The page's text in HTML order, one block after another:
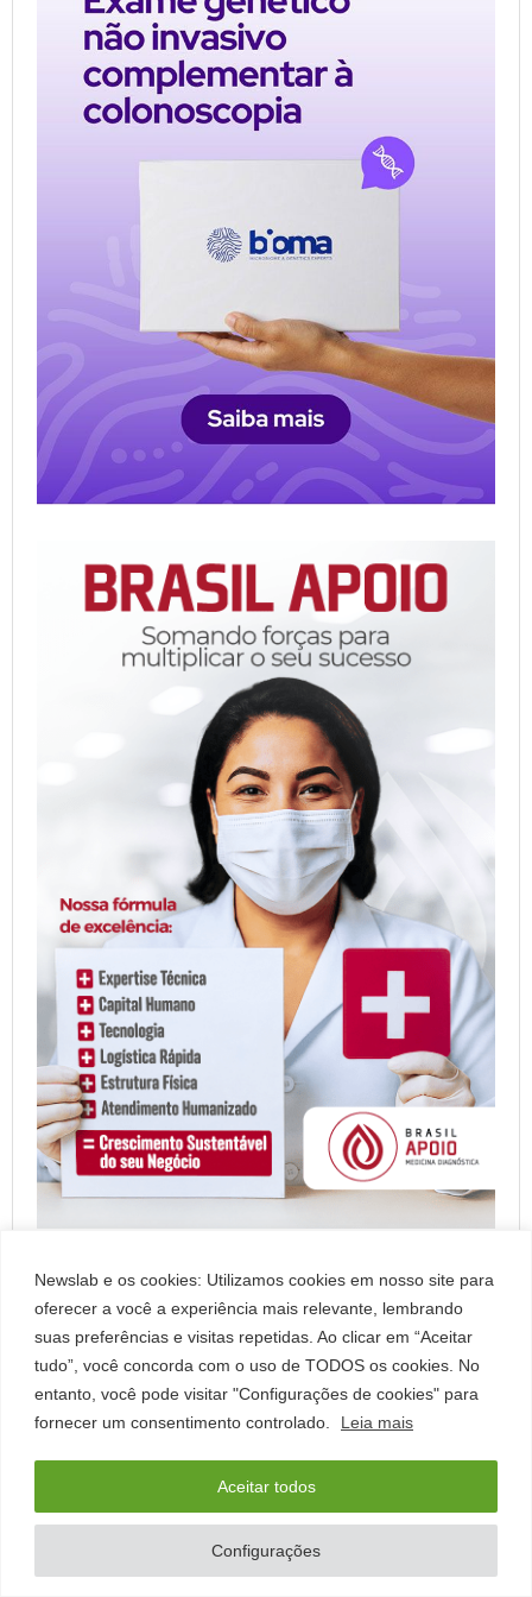
Newslab e os cookies: Utilizamos cookies em nosso site para
oferecer a você a experiência mais relevante, lembrando
suas preferências e visitas repetidas. Ao clicar em “Aceitar
tudo”, você concorda com o uso de TODOS os cookies. No
entanto, você pode visitar "Configurações de cookies" para
fornecer um consentimento controlado.
Leia mais
Configurações
Aceitar todos
ÚLTIMAS NOTÍCIAS
Colesterol além do resultado: novas diretrizes refinam
a prevenção cardiovascular
Corticoide: vilão ou aliado? Especialistas debatem em
congresso como reduzir a exposição aos corticoides